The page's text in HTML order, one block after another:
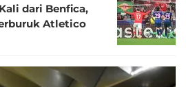
dari Benfica,
Atletico